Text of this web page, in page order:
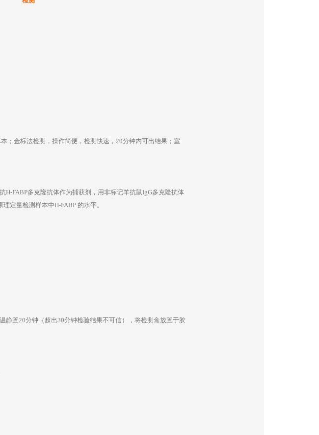
；金标法检测，操作简便，检测快速，20分钟内可出结果；室
H-FABP多克隆抗体作为捕获剂，用非标记羊抗鼠IgG多克隆抗体
定量检测样本中H-FABP 的水平。
静置20分钟（超出30分钟检验结果不可信），将检测盒放置于胶